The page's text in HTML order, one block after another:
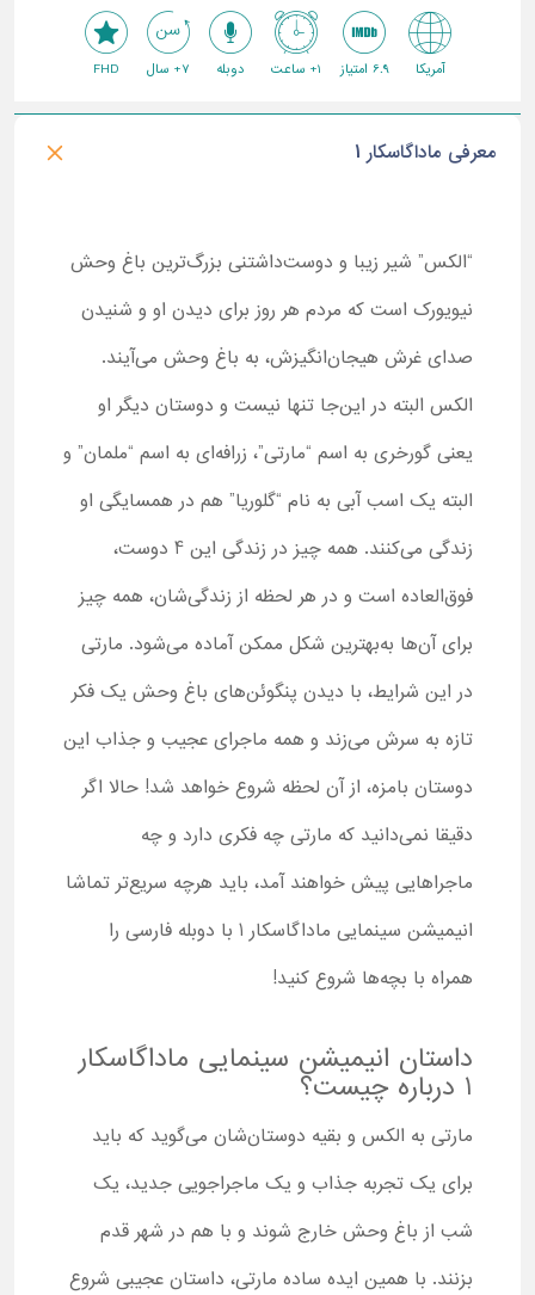
آمریکا 6.9 امتیاز 1+ ساعت دوبله 7+ سال FHD
معرفی ماداگاسکار 1
“الکس” شیر زیبا و دوست‌داشتنی بزرگ‌ترین باغ وحش
نیویورک است که مردم هر روز برای دیدن او و شنیدن
صدای غرش هیجان‌انگیزش، به باغ‌ وحش می‌آیند.
الکس البته در این‌جا تنها نیست و دوستان دیگر او
یعنی گورخری به اسم “مارتی”، زرافه‌ای به اسم “ملمان” و
البته یک اسب آبی به نام “گلوریا” هم در همسایگی او
زندگی می‌کنند. همه چیز در زندگی این 4 دوست،
فوق‌العاده است و در هر لحظه از زندگی‌شان، همه چیز
برای آن‌ها به‌بهترین شکل ممکن آماده می‌شود. مارتی
در این شرایط، با دیدن پنگوئن‌های باغ وحش یک فکر
تازه به سرش می‌زند و همه ماجرای عجیب و جذاب این
دوستان بامزه، از آن لحظه شروع خواهد شد! حالا اگر
دقیقا نمی‌دانید که مارتی چه فکری دارد و چه
ماجراهایی پیش خواهند آمد، باید هرچه سریع‌تر تماشا
انیمیشن سینمایی ماداگاسکار 1 با دوبله فارسی را
همراه با بچه‌ها شروع کنید!
داستان انیمیشن سینمایی ماداگاسکار
1 درباره چیست؟
مارتی به الکس و بقیه دوستان‌شان می‌گوید که باید
برای یک تجربه جذاب و یک ماجراجویی جدید، یک
شب از باغ وحش خارج شوند و با هم در شهر قدم
بزنند. با همین ایده ساده مارتی، داستان عجیبی شروع